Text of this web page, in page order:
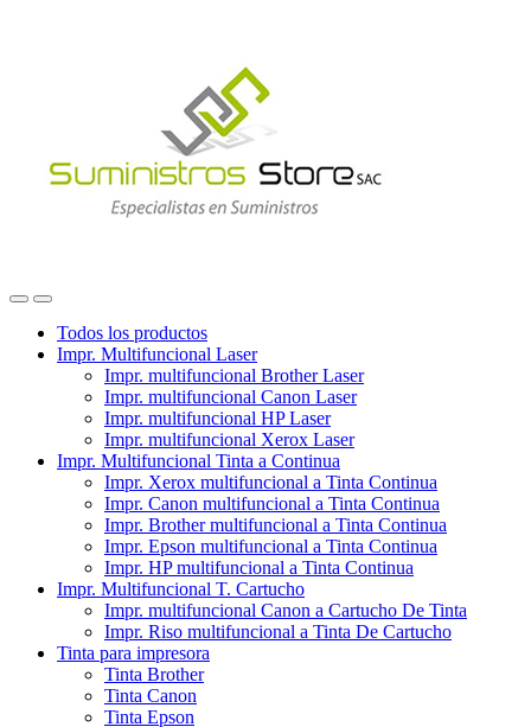
Todos los productos
Impr. Multifuncional Laser
Impr. multifuncional Brother Laser
Impr. multifuncional Canon Laser
Impr. multifuncional HP Laser
Impr. multifuncional Xerox Laser
Impr. Multifuncional Tinta a Continua
Impr. Xerox multifuncional a Tinta Continua
Impr. Canon multifuncional a Tinta Continua
Impr. Brother multifuncional a Tinta Continua
Impr. Epson multifuncional a Tinta Continua
Impr. HP multifuncional a Tinta Continua
Impr. Multifuncional T. Cartucho
Impr. multifuncional Canon a Cartucho De Tinta
Impr. Riso multifuncional a Tinta De Cartucho
Tinta para impresora
Tinta Brother
Tinta Canon
Tinta Epson